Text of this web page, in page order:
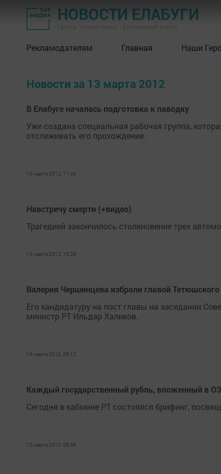
НОВОСТИ ЕЛАБУГИ
Рекламодателям Главная Наши
Новости за 13 марта 2012
В Елабуге началась подготовка к паводку
Уже создана специальная рабочая группа,
отслеживать его прохождение.
13 марта 2012, 11:44
Навстречу смерти (+видео)
Трагедией закончилось столкновение трех
13 марта 2012, 10:28
Валерия Чершинцева избрали главой
Его кандидатуру на пост главы на заседании
министр РТ Ильдар Халиков.
13 марта 2012, 09:12
Каждый государственный рубль, вложенный в
Сегодня в кабмине РТ состоялся брифинг,
13 марта 2012, 08:36